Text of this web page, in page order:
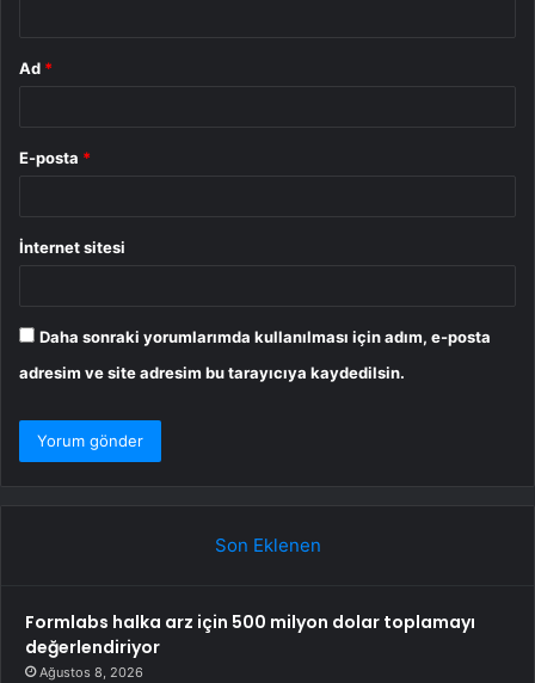
Ad *
E-posta *
İnternet sitesi
Daha sonraki yorumlarımda kullanılması için adım, e-posta
adresim ve site adresim bu tarayıcıya kaydedilsin.
Son Eklenen
Formlabs halka arz için 500 milyon dolar toplamayı
değerlendiriyor
Ağustos 8, 2026